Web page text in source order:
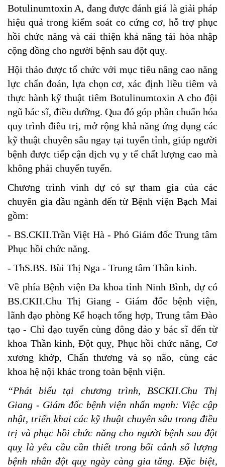
Botulinumtoxin A, đang được đánh giá là giải pháp
hiệu quả trong kiểm soát co cứng cơ, hỗ trợ phục
hồi chức năng và cải thiện khả năng tái hòa nhập
cộng đồng cho người bệnh sau đột quỵ.
Hội thảo được tổ chức với mục tiêu nâng cao năng
lực chẩn đoán, lựa chọn cơ, xác định liều tiêm và
thực hành kỹ thuật tiêm Botulinumtoxin A cho đội
ngũ bác sĩ, điều dưỡng. Qua đó góp phần chuẩn hóa
quy trình điều trị, mở rộng khả năng ứng dụng các
kỹ thuật chuyên sâu ngay tại tuyến tỉnh, giúp người
bệnh được tiếp cận dịch vụ y tế chất lượng cao mà
không phải chuyển tuyến.
Chương trình vinh dự có sự tham gia của các
chuyên gia đầu ngành đến từ Bệnh viện Bạch Mai
gồm:
- BS.CKII.Trần Việt Hà - Phó Giám đốc Trung tâm
Phục hồi chức năng.
- ThS.BS. Bùi Thị Nga - Trung tâm Thần kinh.
Về phía Bệnh viện Đa khoa tỉnh Ninh Bình, dự có
BS.CKII.Chu Thị Giang - Giám đốc bệnh viện,
lãnh đạo phòng Kế hoạch tổng hợp, Trung tâm Đào
tạo - Chỉ đạo tuyến cùng đông đảo y bác sĩ đến từ
khoa Thần kinh, Đột quỵ, Phục hồi chức năng, Cơ
xương khớp, Chấn thương và sọ não, cùng các
khoa hệ nội khác trong toàn bệnh viện.
“Phát biểu tại chương trình, BSCKII.Chu Thị
Giang - Giám đốc bệnh viện nhấn mạnh: Việc cập
nhật, triển khai các kỹ thuật chuyên sâu trong điều
trị và phục hồi chức năng cho người bệnh sau đột
quỵ là yêu cầu cần thiết trong bối cảnh số lượng
bệnh nhân đột quỵ ngày càng gia tăng. Đặc biệt,